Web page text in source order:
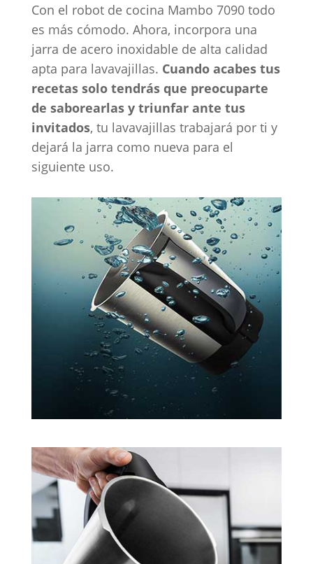
Con el robot de cocina Mambo 7090 todo
es más cómodo. Ahora, incorpora una
jarra de acero inoxidable de alta calidad
apta para lavavajillas. Cuando acabes tus
recetas solo tendrás que preocuparte
de saborearlas y triunfar ante tus
invitados, tu lavavajillas trabajará por ti y
dejará la jarra como nueva para el
siguiente uso.